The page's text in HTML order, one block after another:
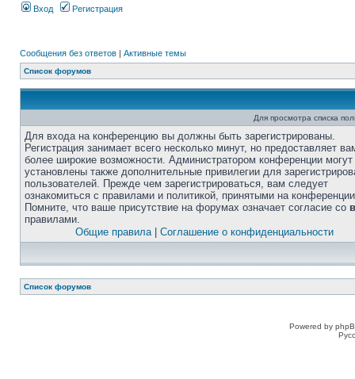
Вход Регистрация
Сообщения без ответов | Активные темы
Список форумов
Для просмотра списка
Для входа на конференцию вы должны быть зарегистрированы.
Регистрация занимает всего несколько минут, но предоставляет
более широкие возможности. Администратором конференции
установлены также дополнительные привилегии для
пользователей. Прежде чем зарегистрироваться, вам следует
ознакомиться с правилами и политикой, принятыми на
Помните, что ваше присутствие на форумах означает согласие со
правилами.
Общие правила| Соглашение о конфиденциальности
Список форумов
Powered by